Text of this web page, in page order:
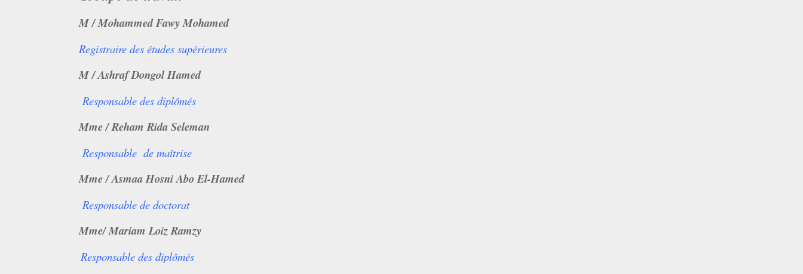
M / Mohammed Fawy Mohamed
Registraire des études supérieures
M / Ashraf Dongol Hamed
Responsable des diplômés
Mme / Reham Rida Seleman
Responsable de maîtrise
Mme / Asmaa Hosni Abo El-Hamed
Responsable de doctorat
Mme/ Mariam Loiz Ramzy
Responsable des diplômés